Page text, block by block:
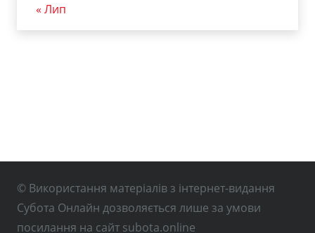
« Лип
© Використання матеріалів з інтернет-видання
Субота Онлайн дозволяється лише за умови
посилання на сайт subota.online